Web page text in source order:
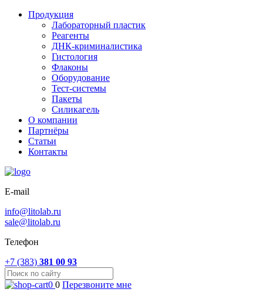
Продукция
Лабораторный пластик
Реагенты
ДНК-криминалистика
Гистология
Флаконы
Оборудование
Тест-системы
Пакеты
Силикагель
О компании
Партнёры
Статьи
Контакты
E-mail
info@litolab.ru
sale@litolab.ru
Телефон
+7 (383) 381 00 93
0 0 Перезвоните мне